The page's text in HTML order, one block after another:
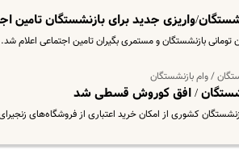
واریزی جدید برای بازنشستگان تامین
/ وام بازنشستگان
/ افق کوروش قسطی شد
کشوری از امکان خرید اعتباری از فروشگاه‌های